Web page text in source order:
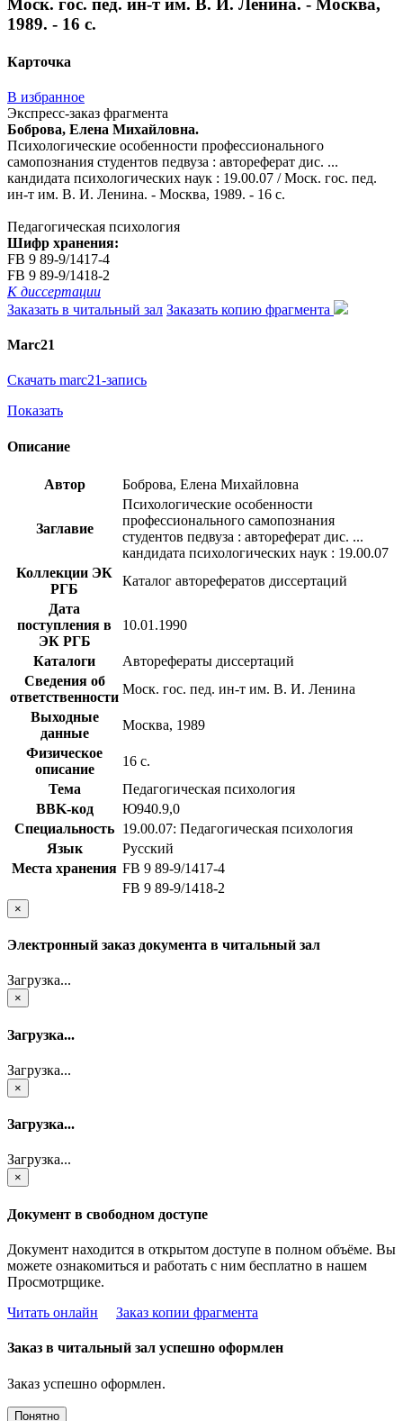
Моск. гос. пед. ин-т им. В. И. Ленина. - Москва,
1989. - 16 с.
Карточка
В избранное
Экспресс-заказ фрагмента
Боброва, Елена Михайловна.
Психологические особенности профессионального
самопознания студентов педвуза : автореферат дис. ...
кандидата психологических наук : 19.00.07 / Моск. гос. пед.
ин-т им. В. И. Ленина. - Москва, 1989. - 16 с.
Педагогическая психология
Шифр хранения:
FB 9 89-9/1417-4
FB 9 89-9/1418-2
К диссертации
Заказать в читальный зал Заказать копию фрагмента
Marc21
Скачать marc21-запись
Показать
Описание
Автор Боброва, Елена Михайловна
Заглавие
Психологические особенности
профессионального самопознания
студентов педвуза : автореферат дис. ...
кандидата психологических наук : 19.00.07
Коллекции ЭК
РГБ
Каталог авторефератов диссертаций
Дата
поступления в
ЭК РГБ
10.01.1990
Каталоги
Авторефераты диссертаций
Сведения об
ответственности
Моск. гос. пед. ин-т им. В. И. Ленина
Выходные
данные
Москва, 1989
Физическое
описание
16 с.
Тема
Педагогическая психология
BBK-код
Ю940.9,0
Специальность 19.00.07: Педагогическая психология
Язык
Русский
Места хранения FB 9 89-9/1417-4
FB 9 89-9/1418-2
×
Электронный заказ документа в читальный зал
Загрузка...
×
Загрузка...
Загрузка...
×
Загрузка...
Загрузка...
×
Документ в свободном доступе
Документ находится в открытом доступе в полном объёме. Вы
можете ознакомиться и работать с ним бесплатно в нашем
Просмотрщике.
Читать онлайн
Заказ копии фрагмента
Заказ в читальный зал успешно оформлен
Заказ успешно оформлен.
Понятно